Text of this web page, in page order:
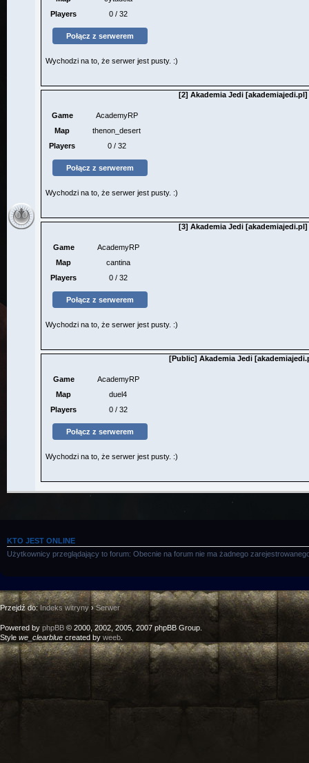
KTO JEST ONLINE
Użytkownicy przeglądający to forum: Obecnie na forum nie ma żadnego
Przejdź do:Indeks witryny›Serwer
Powered by phpBB © 2000, 2002, 2005, 2007 phpBB Group.
Style we_clearblue created by weeb